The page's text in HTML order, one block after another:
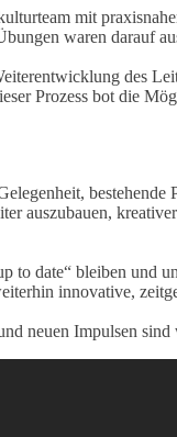
mit
waren darauf
des
Prozess bot die
bestehende
auszubauen,
to date“ bleiben
innovative,
neuen Impulsen